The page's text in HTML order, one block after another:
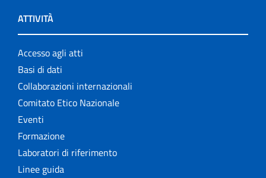
ATTIVITÀ
Accesso agli atti
Basi di dati
Collaborazioni internazionali
Comitato Etico Nazionale
Eventi
Formazione
Laboratori di riferimento
Linee guida